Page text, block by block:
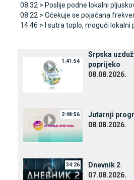
08:32 > Poslije podne lokalni
08:22 > Očekuje se pojačana
14:46 >
I sutra toplo, mogući lokalni
1:41:54
Srpska
poprijeko
08.08.2026.
2:48:56
Јutarnji
08.08.2026.
34:26
Dnevnik 2
07.08.2026.